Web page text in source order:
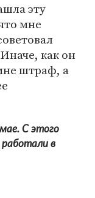
эту
мне
как он
штраф, а
С этого
работали в